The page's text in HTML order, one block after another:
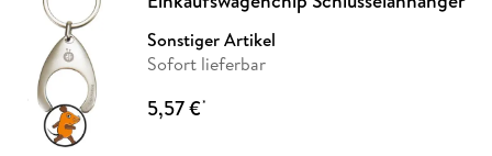
Sonstiger Artikel
Sofort lieferbar
5,57 €*